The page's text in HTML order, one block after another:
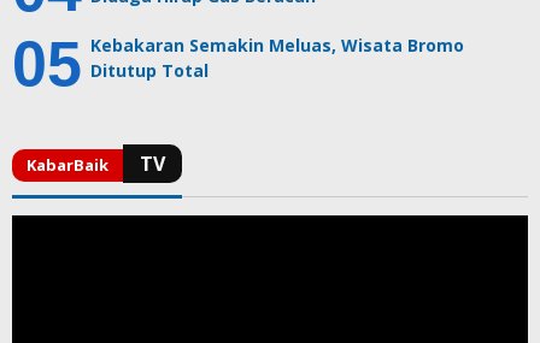
Kebakaran Semakin Meluas, Wisata Bromo
Ditutup Total